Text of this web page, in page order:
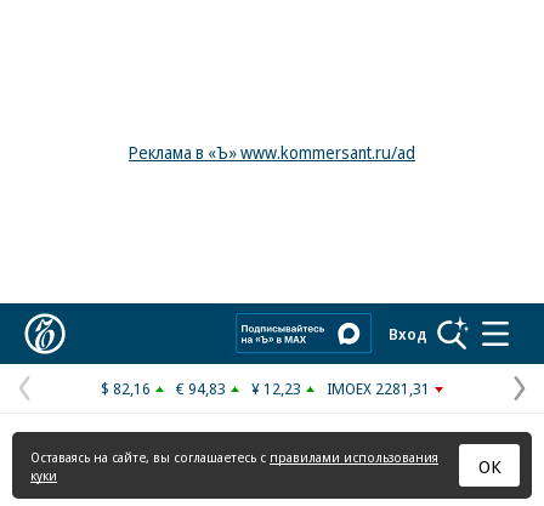
Реклама в «Ъ» www.kommersant.ru/ad
Вход
Предыдущая
страница
$ 82,16 € 94,83 ¥ 12,23 IMOEX 2281,31
Оставаясь на сайте, вы соглашаетесь с правилами использования
куки
ОК